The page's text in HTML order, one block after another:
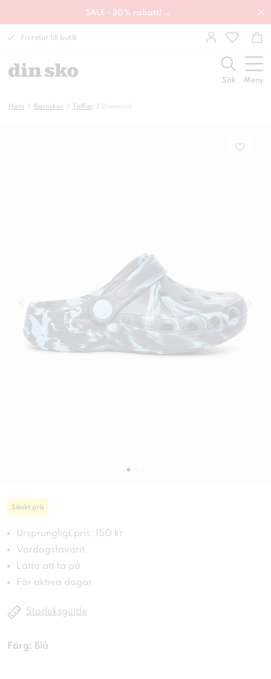
SALE - 30% rabatt! →
Fri retur till butik
Sök Meny
Hem Barnskor Tofflor Diamond
Sänkt pris
Ursprungligt pris: 150 kr
Vardagsfavorit
Lätta att ta på
För aktiva dagar
Storleksguide
Färg: Blå